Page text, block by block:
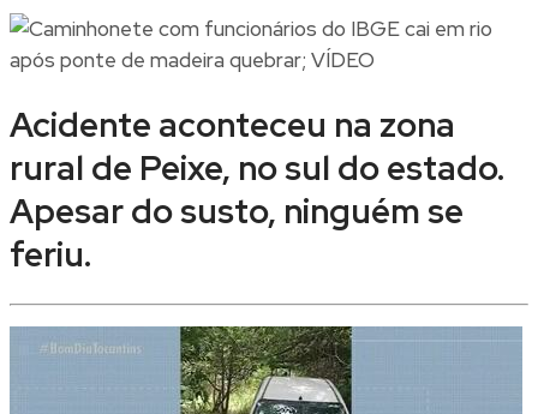
Acidente aconteceu na zona
rural de Peixe, no sul do estado.
Apesar do susto, ninguém se
feriu.